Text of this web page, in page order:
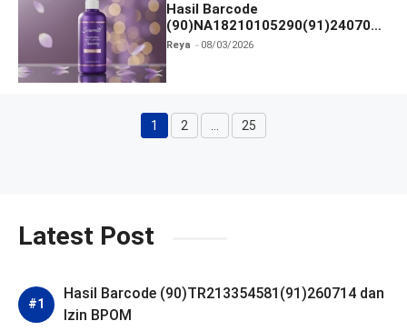
Hasil Barcode
(90)NA18210105290(91)240703
dan Izin BPOM
Reya 08/03/2026
Halaman
1 Halaman
2 Halaman
25
Latest Post
Hasil Barcode (90)TR213354581(91)260714 dan
Izin BPOM